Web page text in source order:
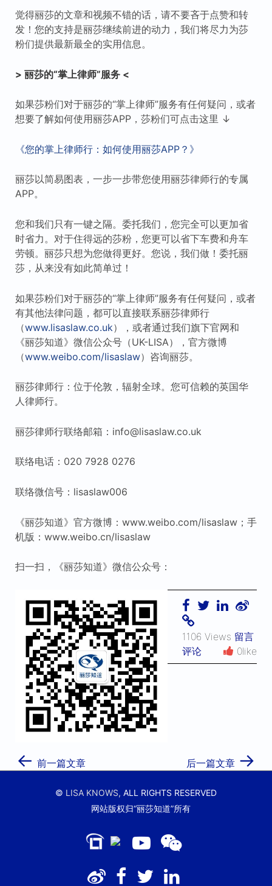
觉得丽莎的文章和视频不错的话，请不要吝于点赞和转
发！您的支持是丽莎继续前进的动力，我们将尽力为莎
粉们提供最新最全的实用信息。
> 丽莎的“掌上律师”服务 <
如果莎粉们对于丽莎的“掌上律师”服务有任何疑问，或者
想要了解如何使用丽莎APP，莎粉们可点击这里 ↓
《您的掌上律师行：如何使用丽莎APP？》
丽莎以简易图表，一步一步带您使用丽莎律师行的专属
APP。
您和我们只有一键之隔。委托我们，您完全可以更加省
时省力。对于住得远的莎粉，您更可以省下车费和舟车
劳顿。丽莎只想为您做得更好。您说，我们做！委托丽
莎，从来没有如此简单过！
如果莎粉们对于丽莎的“掌上律师”服务有任何疑问，或者
有其他法律问题，都可以直接联系丽莎律师行
（www.lisaslaw.co.uk），或者通过我们旗下官网和
《丽莎知道》微信公众号（UK-LISA），官方微博
（www.weibo.com/lisaslaw）咨询丽莎。
丽莎律师行：位于伦敦，辐射全球。您可信赖的英国华
人律师行。
丽莎律师行联络邮箱：info@lisaslaw.co.uk
联络电话：020 7928 0276
联络微信号：lisaslaw006
《丽莎知道》官方微博：www.weibo.com/lisaslaw；手
机版：www.weibo.cn/lisaslaw
扫一扫，《丽莎知道》微信公众号：
1106 Views 留言
评论
0like
← 前一篇文章 后一篇文章 →
© LISA KNOWS, ALL RIGHTS RESERVED
网站版权归“丽莎知道”所有